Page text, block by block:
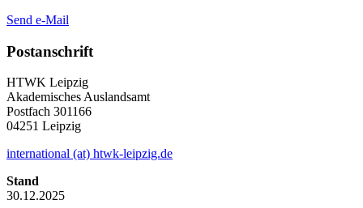
Send e-Mail
Postanschrift
HTWK Leipzig
Akademisches Auslandsamt
Postfach 301166
04251 Leipzig
international (at) htwk-leipzig.de
Stand
30.12.2025